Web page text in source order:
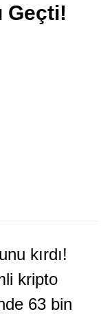
Geçti!
kırdı!
kripto
63 bin